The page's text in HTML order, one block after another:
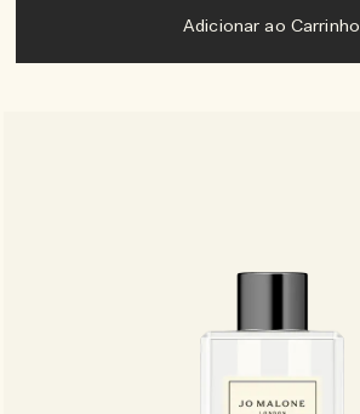
Adicionar ao Carrinho